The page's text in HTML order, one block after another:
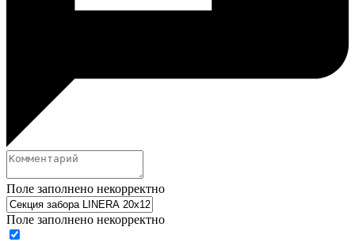
Поле заполнено некорректно
Поле заполнено некорректно